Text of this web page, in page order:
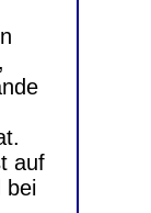
auf
bei